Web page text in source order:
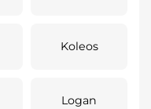
Koleos
Logan